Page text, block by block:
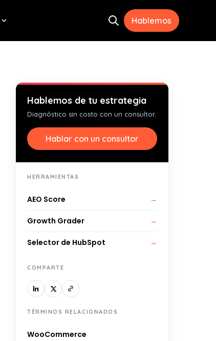
for Herramientas Open search
Hablemos
Hablemos de tu estrategia
Diagnóstico sin costo con un consultor.
Hablar con un consultor
HERRAMIENTAS
AEO Score →
Growth Grader →
Selector de HubSpot →
COMPARTE
TÉRMINOS RELACIONADOS
WooCommerce